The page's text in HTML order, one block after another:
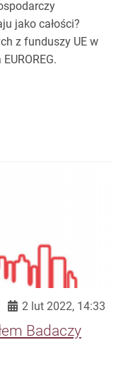
jako całości?
z funduszy UE w
2 lut 2022, 14:33
Badaczy